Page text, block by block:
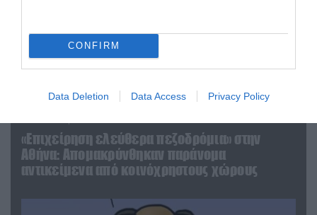
CONFIRM
Data Deletion Data Access Privacy Policy
«Επιχείρηση ελεύθερα πεζοδρόμια» στην
Αθήνα: Απομακρύνθηκαν παράνομα
αντικείμενα από κοινόχρηστους χώρους